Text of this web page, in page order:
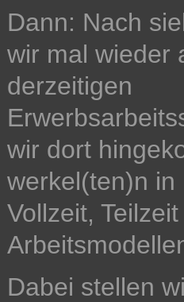
Dann: Nach
wir mal wieder
derzeitigen
wir dort
werkel(ten)n
Vollzeit,
Dabei stellen